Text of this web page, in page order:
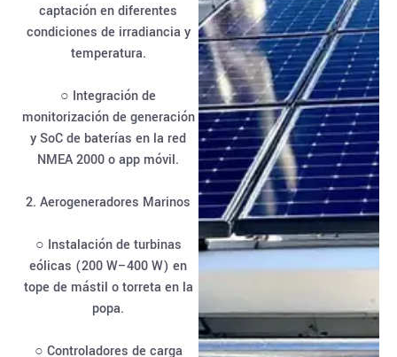
captación en diferentes
condiciones de irradiancia y
temperatura.
○ Integración de
monitorización de generación
y SoC de baterías en la red
NMEA 2000 o app móvil.
2. Aerogeneradores Marinos
○ Instalación de turbinas
eólicas (200 W–400 W) en
tope de mástil o torreta en la
popa.
○ Controladores de carga